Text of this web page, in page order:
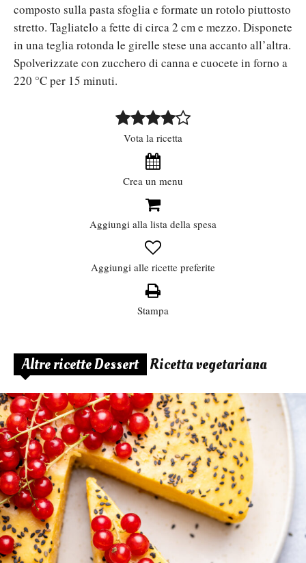
composto sulla pasta sfoglia e formate un rotolo piuttosto
stretto. Tagliatelo a fette di circa 2 cm e mezzo. Disponete
in una teglia rotonda le girelle stese una accanto all’altra.
Spolverizzate con zucchero di canna e cuocete in forno a
220 °C per 15 minuti.
Vota la ricetta
Crea un menu
Aggiungi alla lista della spesa
Aggiungi alle ricette preferite
Stampa
Altre ricette Dessert Ricetta vegetariana